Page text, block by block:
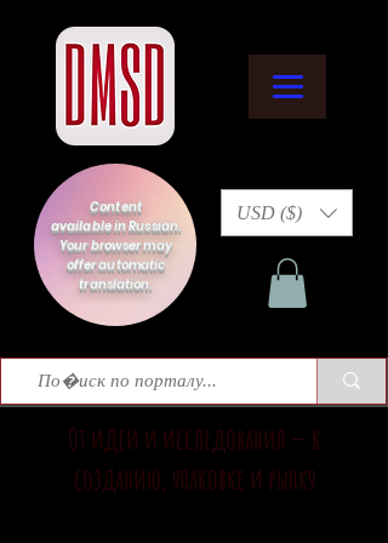
Content
available in Russian.
Your browser may
offer automatic
translation.
USD ($)
От идеи и исследования — к
созданию, упаковке и рынку